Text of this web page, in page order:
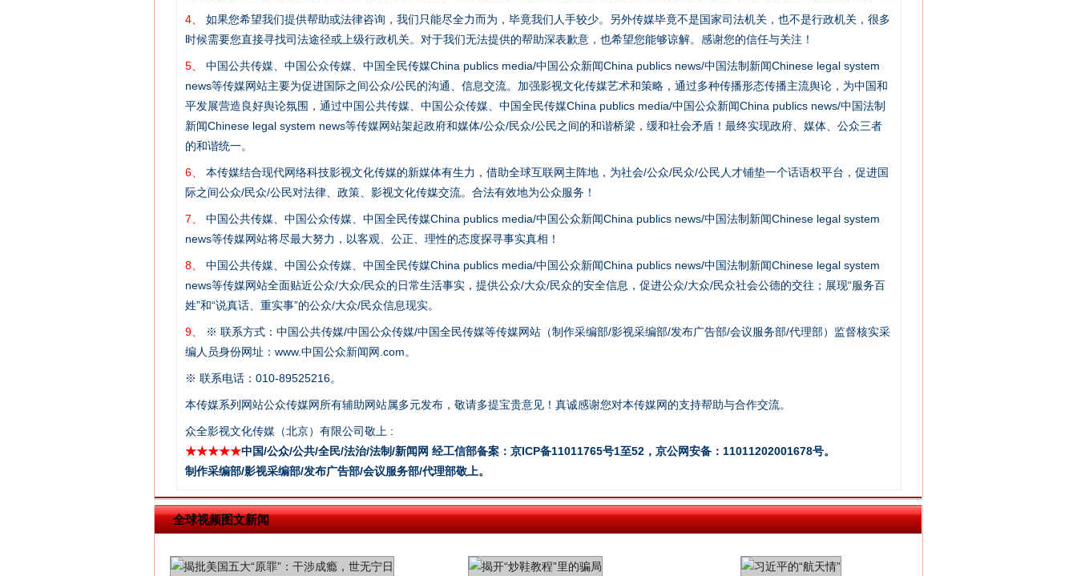
4、
如果您希望我们提供帮助或法律咨询，我们只能尽全力而为，毕竟我们人手较少。另外传媒毕竟不是国家司法机关，也不是行政机关，很多
时候需要您直接寻找司法途径或上级行政机关。对于我们无法提供的帮助深表歉意，也希望您能够谅解。感谢您的信任与关注！
5、
中国公共传媒、中国公众传媒、中国全民传媒China publics media/中国公众新闻China publics news/中国法制新闻Chinese legal system
news等传媒网站主要为促进国际之间公众/公民的沟通、信息交流。加强影视文化传媒艺术和策略，通过多种传播形态传播主流舆论，为中国和
平发展营造良好舆论氛围，通过中国公共传媒、中国公众传媒、中国全民传媒China publics media/中国公众新闻China publics news/中国法制
新闻Chinese legal system news等传媒网站架起政府和媒体/公众/民众/公民之间的和谐桥梁，缓和社会矛盾！最终实现政府、媒体、公众三者
的和谐统一。
6、
本传媒结合现代网络科技影视文化传媒的新媒体有生力，借助全球互联网主阵地，为社会/公众/民众/公民人才铺垫一个话语权平台，促进国
际之间公众/民众/公民对法律、政策、影视文化传媒交流。合法有效地为公众服务！
7、
中国公共传媒、中国公众传媒、中国全民传媒China publics media/中国公众新闻China publics news/中国法制新闻Chinese legal system
news等传媒网站将尽最大努力，以客观、公正、理性的态度探寻事实真相！
8、
中国公共传媒、中国公众传媒、中国全民传媒China publics media/中国公众新闻China publics news/中国法制新闻Chinese legal system
news等传媒网站全面贴近公众/大众/民众的日常生活事实，提供公众/大众/民众的安全信息，促进公众/大众/民众社会公德的交往；展现“服务百
姓”和“说真话、重实事”的公众/大众/民众信息现实。
9、
※ 联系方式：中国公共传媒/中国公众传媒/中国全民传媒等传媒网站（制作采编部/影视采编部/发布广告部/会议服务部/代理部）监督核实采
编人员身份网址：www.中国公众新闻网.com。
※ 联系电话：010-89525216。
本传媒系列网站公众传媒网所有辅助网站属多元发布，敬请多提宝贵意见！真诚感谢您对本传媒网的支持帮助与合作交流。
众全影视文化传媒（北京）有限公司敬上 :
★★★★★中国/公众/公共/全民/法治/法制/新闻网 经工信部备案：京ICP备11011765号1至52，京公网安备：11011202001678号。
制作采编部/影视采编部/发布广告部/会议服务部/代理部敬上。
全球视频图文新闻
习近平的博鳌关键词
魏明亮严重违纪违法案透视
千亩耕地变“别墅”
“刷贴”乱象丛生
生物安全法正式实施 别拿“量子”当幌子
揭批美国五大"原罪" "炒鞋教程"里的骗局 习近平的“航天情”